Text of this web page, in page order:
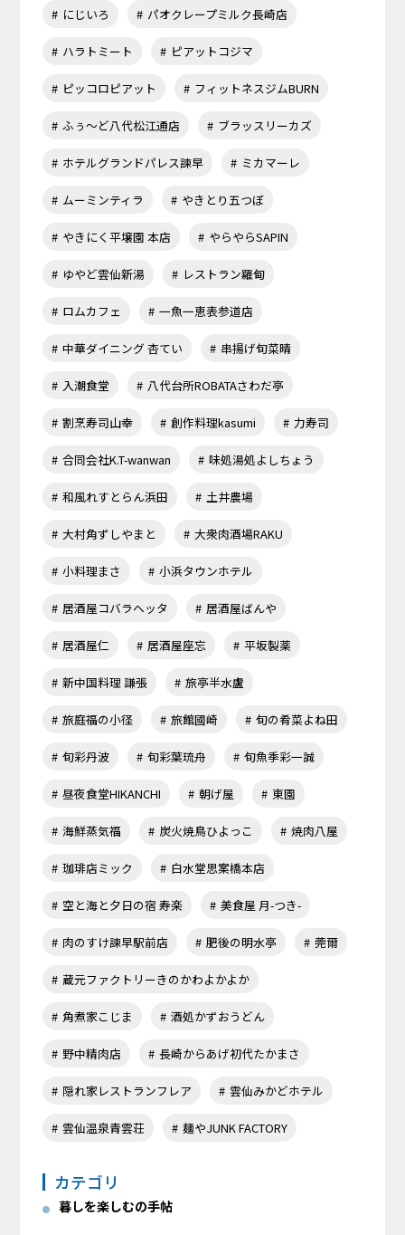
にじいろ パオクレープミルク長崎店
ハラトミート ピアットコジマ
ピッコロピアット フィットネスジムBURN
ふぅ～ど八代松江通店 ブラッスリーカズ
ホテルグランドパレス諫早 ミカマーレ
ムーミンティラ やきとり五つぼ
やきにく平壌園 本店 やらやらSAPIN
ゆやど雲仙新湯 レストラン羅甸
ロムカフェ 一魚一恵表参道店
中華ダイニング 杏てい 串揚げ旬菜晴
入潮食堂 八代台所ROBATAさわだ亭
割烹寿司山幸 創作料理kasumi 力寿司
合同会社K.T-wanwan 味処湯処よしちょう
和風れすとらん浜田 土井農場
大村角ずしやまと 大衆肉酒場RAKU
小料理まさ 小浜タウンホテル
居酒屋コバラヘッタ 居酒屋ばんや
居酒屋仁 居酒屋座忘 平坂製薬
新中国料理 謙張 旅亭半水盧
旅庭福の小径 旅館國崎 旬の肴菜よね田
旬彩丹波 旬彩葉琉舟 旬魚季彩一誠
昼夜食堂HIKANCHI 朝げ屋 東園
海鮮蒸気福 炭火焼鳥ひよっこ 焼肉八屋
珈琲店ミック 白水堂思案橋本店
空と海と夕日の宿 寿楽 美食屋 月-つき-
肉のすけ諫早駅前店 肥後の明水亭 莞爾
蔵元ファクトリーきのかわよかよか
角煮家こじま 酒処かずおうどん
野中精肉店 長崎からあげ初代たかまさ
隠れ家レストランフレア 雲仙みかどホテル
雲仙温泉青雲荘 麺やJUNK FACTORY
カテゴリ
暮しを楽しむの手帖